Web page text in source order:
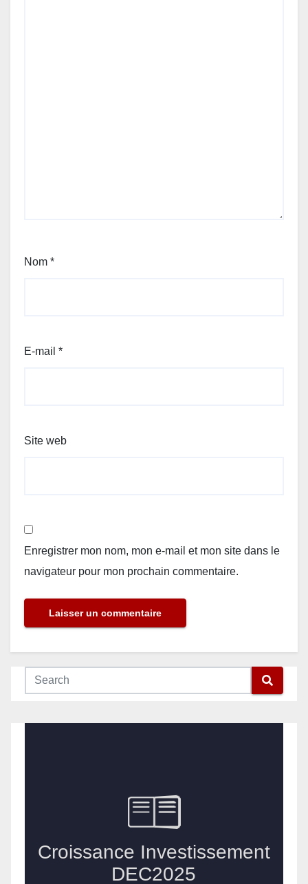
Nom *
E-mail *
Site web
Enregistrer mon nom, mon e-mail et mon site dans le
navigateur pour mon prochain commentaire.